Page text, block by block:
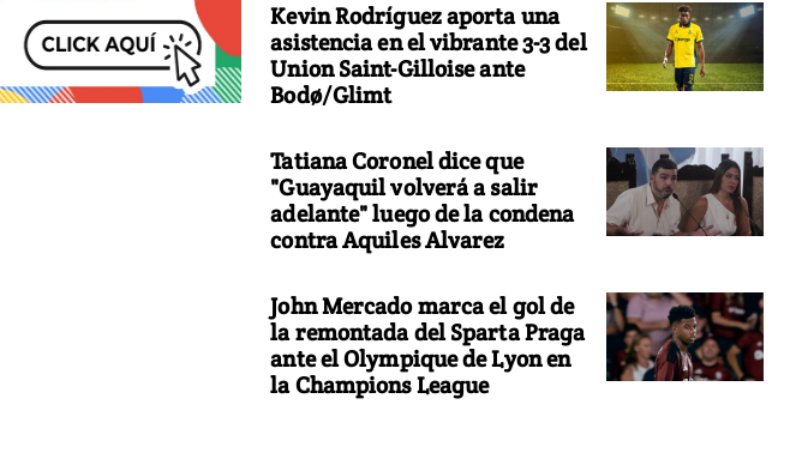
Kevin Rodríguez aporta una
asistencia en el vibrante 3-3 del
Union Saint-Gilloise ante
Bodø/Glimt
Tatiana Coronel dice que
"Guayaquil volverá a salir
adelante" luego de la condena
contra Aquiles Alvarez
John Mercado marca el gol de
la remontada del Sparta Praga
ante el Olympique de Lyon en
la Champions League